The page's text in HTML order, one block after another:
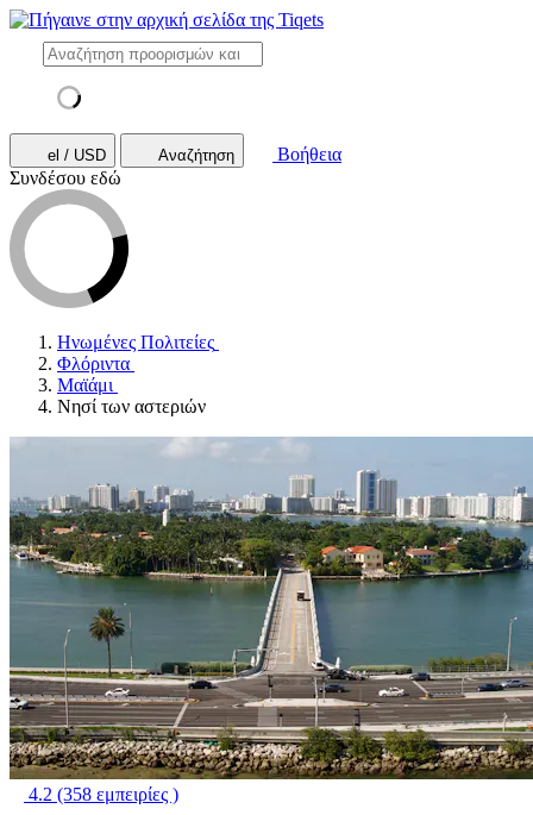
el / USD Αναζήτηση
Βοήθεια
Συνδέσου εδώ
Ηνωμένες Πολιτείες
Φλόριντα
Μαϊάμι
Νησί των αστεριών
4.2 (358 εμπειρίες )